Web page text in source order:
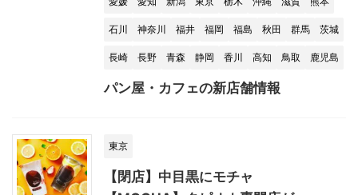
石川 神奈川 福井 福岡 福島 秋田 群馬 茨城
長崎 長野 青森 静岡 香川 高知 鳥取 鹿児島
パン屋・カフェの新店舗情報
東京
【閉店】中目黒にモチャ